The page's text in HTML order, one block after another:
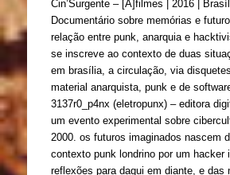
Cin’Surgente – [A]filmes | 2016 |
Documentário sobre memórias e
relação entre punk, anarquia e
se inscreve ao contexto de duas
em brasília, a circulação, via
material anarquista, punk e de
3137r0_p4nx (eletropunx) – editora
um evento experimental sobre
2000. os futuros imaginados nascem
contexto punk londrino por um hacker
reflexões para daqui em diante, e das